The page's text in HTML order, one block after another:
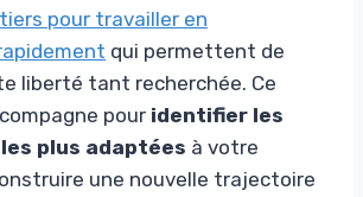
pour travailler en
qui permettent de
liberté tant recherchée. Ce
pour identifier les
plus adaptées à votre
une nouvelle trajectoire